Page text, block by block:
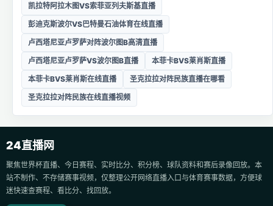
凯拉特阿拉木图VS索菲亚列夫斯基直播
彭迪克斯波尔VS巴特曼石油体育在线直播
卢西塔尼亚卢罗萨对阵波尔图B高清直播
卢西塔尼亚卢罗萨VS波尔图B直播
本菲卡BVS莱肖斯直播
本菲卡BVS莱肖斯在线直播
圣克拉拉对阵民族直播在哪看
圣克拉拉对阵民族在线直播视频
24直播网
聚焦世界杯直播、今日赛程、实时比分、积分榜、球队资料和赛后录像回放。本
站不制作、不存储赛事视频，仅整理公开网络直播入口与体育赛事数据，方便球
迷快速查赛程、看比分、找回放。